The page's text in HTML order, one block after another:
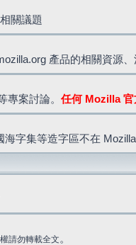
關議題
產品的相關資源、
專案討論。 任何 Mozilla 官
字集等造字區不在
請勿轉載全文 。